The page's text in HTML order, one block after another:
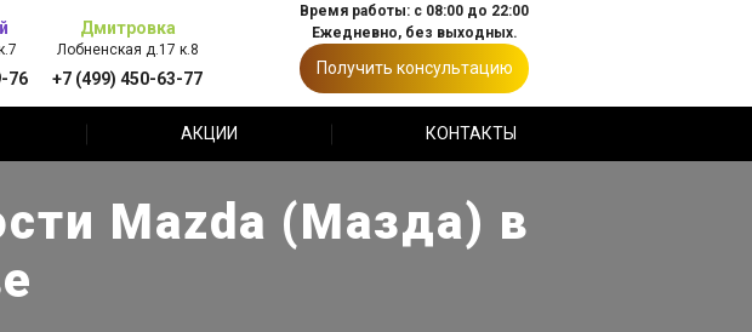
76
Дмитровка
Лобненская д.17 к.8
+7 (499) 450-63-77
Время работы: с 08:00 до 22:00
Ежедневно, без выходных.
Получить консультацию
АКЦИИ КОНТАКТЫ
Mazda (Мазда) в